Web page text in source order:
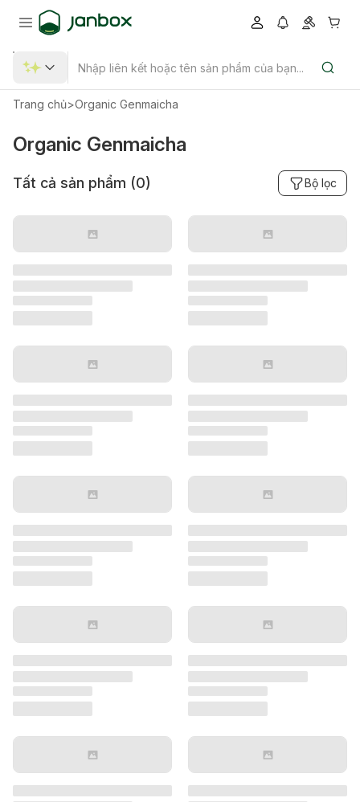
Trang chủ>Organic Genmaicha
Organic Genmaicha
Tất cả sản phẩm (0) Bộ lọc